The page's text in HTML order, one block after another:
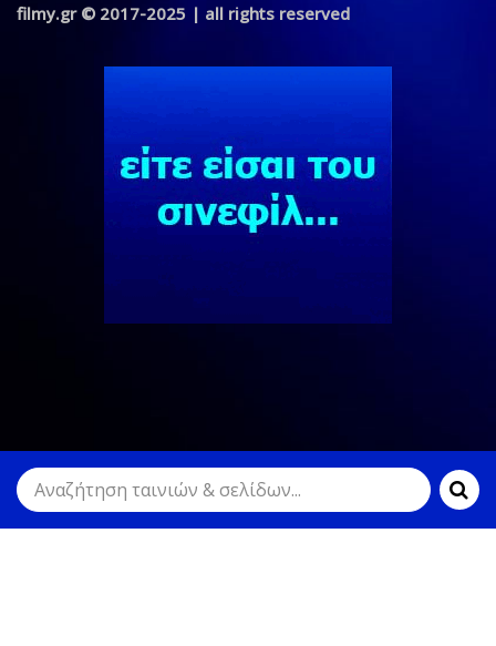
filmy.gr © 2017-2025 | all rights reserved